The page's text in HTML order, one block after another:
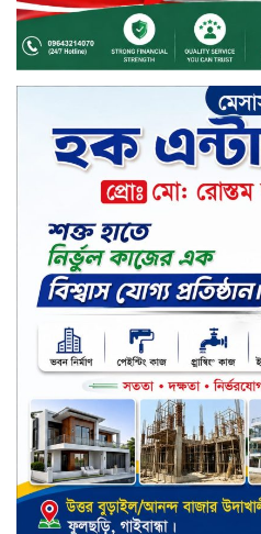
টাঙ্গাইলে
বিতরণ
সড়ক
নিসচা
মিয়া
সপ্তাহের
তালিকায়
ইন্ডাস্ট্রিজ